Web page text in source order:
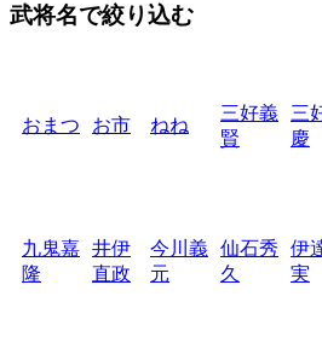
武将名で絞り込む
おまつ お市 ねね
三好義
賢
三
慶
九鬼嘉
隆
井伊
直政
今川義
元
仙石秀
久
伊
実